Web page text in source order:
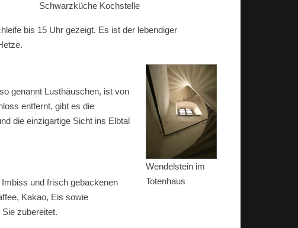
Schwarzküche Kochstelle
bis 15 Uhr gezeigt. Es ist der lebendiger
Wendelstein im
Totenhaus
genannt Lusthäuschen, ist von
entfernt, gibt es die
die einzigartige Sicht ins Elbtal
und frisch gebackenen
Kakao, Eis sowie
zubereitet.